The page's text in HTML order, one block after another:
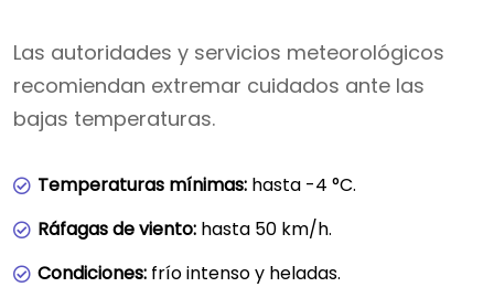
Las autoridades y servicios meteorológicos
recomiendan extremar cuidados ante las
bajas temperaturas.
Temperaturas mínimas: hasta -4 °C.
Ráfagas de viento: hasta 50 km/h.
Condiciones: frío intenso y heladas.